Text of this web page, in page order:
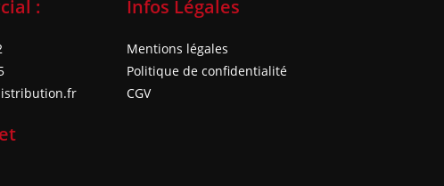
: Infos Légales
Mentions légales
Politique de confidentialité
CGV